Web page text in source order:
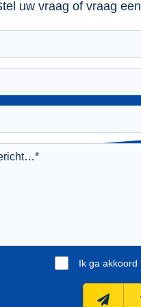
uw vraag of vraag
Ik ga akkoord